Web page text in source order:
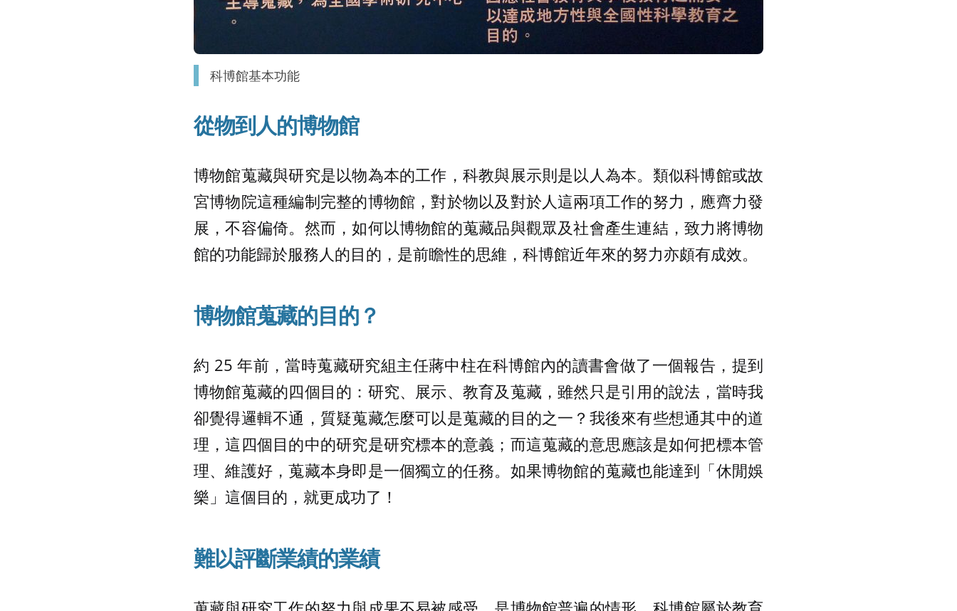
科博館基本功能
從物到人的博物館
博物館蒐藏與研究是以物為本的工作，科教與展示則是以人為本。類似科博館或故
宮博物院這種編制完整的博物館，對於物以及對於人這兩項工作的努力，應齊力發
展，不容偏倚。然而，如何以博物館的蒐藏品與觀眾及社會產生連結，致力將博物
館的功能歸於服務人的目的，是前瞻性的思維，科博館近年來的努力亦頗有成效。
博物館蒐藏的目的？
約 25 年前，當時蒐藏研究組主任蔣中柱在科博館內的讀書會做了一個報告，提到
博物館蒐藏的四個目的：研究、展示、教育及蒐藏，雖然只是引用的說法，當時我
卻覺得邏輯不通，質疑蒐藏怎麼可以是蒐藏的目的之一？我後來有些想通其中的道
理，這四個目的中的研究是研究標本的意義；而這蒐藏的意思應該是如何把標本管
理、維護好，蒐藏本身即是一個獨立的任務。如果博物館的蒐藏也能達到「休閒娛
樂」這個目的，就更成功了！
難以評斷業績的業績